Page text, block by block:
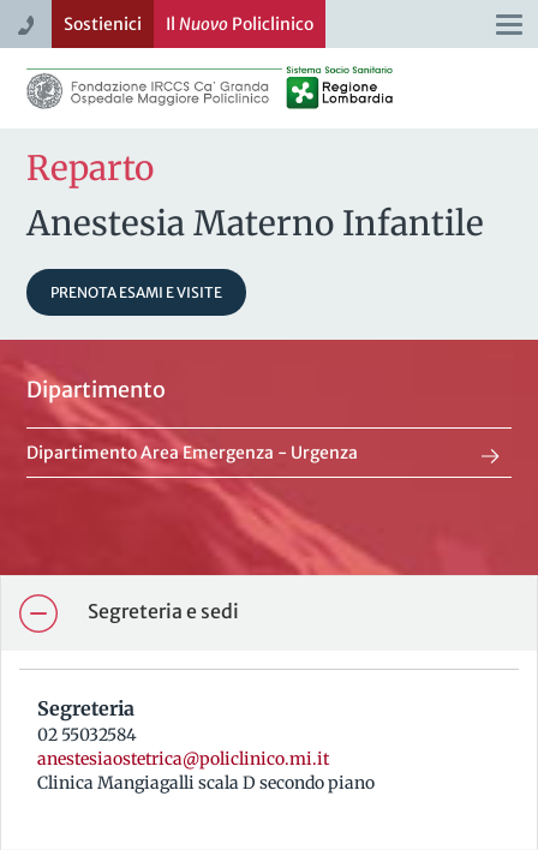
Sostienici Il NuovoPoliclinico
Reparto
Anestesia Materno Infantile
PRENOTA ESAMI E VISITE
Dipartimento
Dipartimento Area Emergenza - Urgenza
Segreteria e sedi
Segreteria
02 55032584
anestesiaostetrica@policlinico.mi.it
Clinica Mangiagalli scala D secondo piano